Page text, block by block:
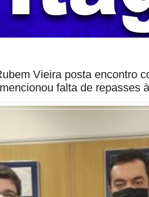
Vieira posta encontro
falta de repasses